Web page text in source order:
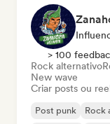
> 100
Rock alternativo
New wave
Criar posts ou
Post punk Rock